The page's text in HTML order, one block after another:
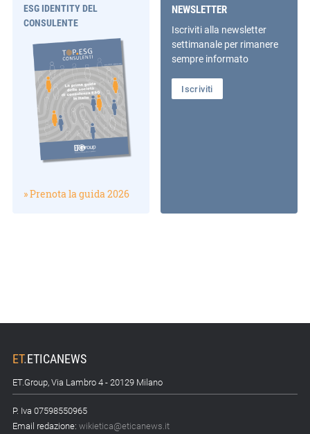
ESG IDENTITY DEL
CONSULENTE
» Prenota la guida 2026
NEWSLETTER
Iscriviti alla newsletter
settimanale per rimanere
sempre informato
Iscriviti
ET.ETICANEWS
ET.Group, Via Lambro 4 - 20129 Milano
P. Iva 07598550965
Email redazione: wikietica@eticanews.it